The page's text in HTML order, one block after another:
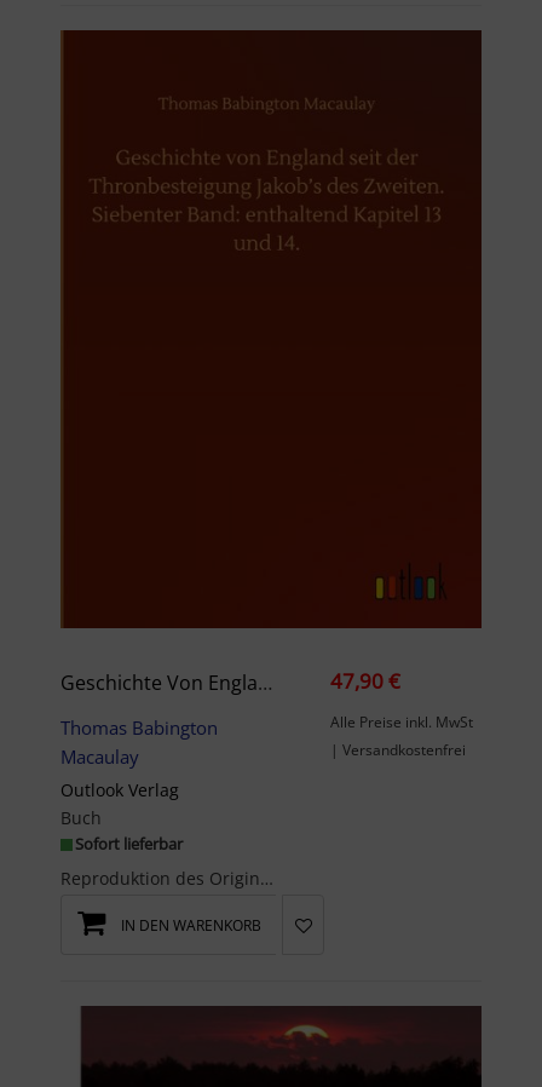
Geschichte Von England Seit Der Thronbesteigung Jakob’s Des Zweiten. Siebenter Band: Enthaltend Kapitel 13 Und 14.
Thomas Babington
Macaulay
Outlook Verlag
Buch
Sofort lieferbar
Reproduktion des Originals: Geschichte von England seit der Thronbesteigung Jakob¿s des Zweiten. ...
47,90 €
Alle Preise inkl. MwSt
| Versandkostenfrei
IN DEN WARENKORB